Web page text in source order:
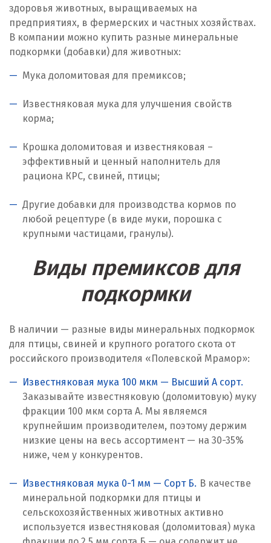
Ирбит
Иркутск
Ишим
К
Калуга
Камышево
Караганда
Кемерово
Киров
Кировград
Когалым
Коелга
Коломна
Королёв
Кострома
здоровья животных, выращиваемых на
предприятиях, в фермерских и частных хозяйствах.
В компании можно купить разные минеральные
подкормки (добавки) для животных:
Мука доломитовая для премиксов;
Известняковая мука для улучшения свойств
корма;
Крошка доломитовая и известняковая –
эффективный и ценный наполнитель для
рациона КРС, свиней, птицы;
Другие добавки для производства кормов по
любой рецептуре (в виде муки, порошка с
крупными частицами, гранулы).
Виды премиксов для
подкормки
В наличии — разные виды минеральных подкормок
для птицы, свиней и крупного рогатого скота от
российского производителя «Полевской Мрамор»:
Известняковая мука 100 мкм — Высший А сорт.
Заказывайте известняковую (доломитовую) муку
фракции 100 мкм сорта А. Мы являемся
крупнейшим производителем, поэтому держим
низкие цены на весь ассортимент — на 30-35%
ниже, чем у конкурентов.
Известняковая мука 0-1 мм — Сорт Б. В качестве
минеральной подкормки для птицы и
сельскохозяйственных животных активно
используется известняковая (доломитовая) мука